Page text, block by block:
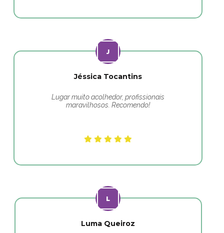
Jéssica Tocantins
Lugar muito acolhedor, profissionais
maravilhosos. Recomendo!
Luma Queiroz